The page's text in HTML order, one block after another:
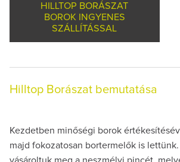
HILLTOP BORÁSZAT
BOROK INGYENES
SZÁLLÍTÁSSAL
Hilltop Borászat bemutatása
Kezdetben minőségi borok
majd fokozatosan bortermelők is lettünk.
vásároltuk meg a neszmélyi pincét,